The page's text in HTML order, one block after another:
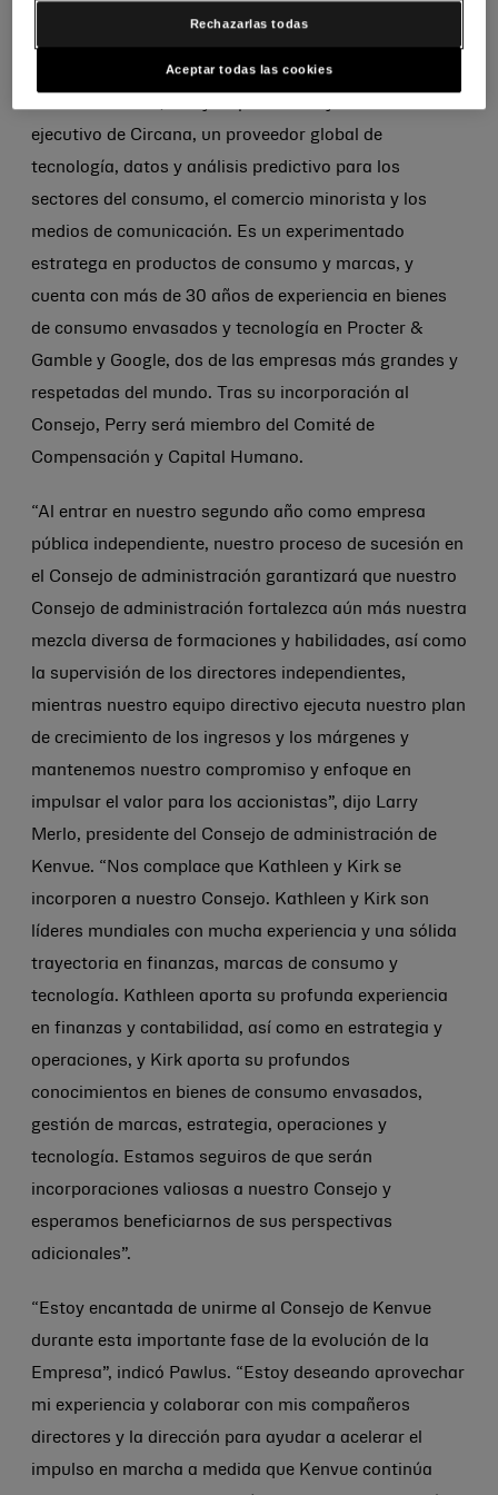
Global Assurance. Tras su incorporación al Consejo,
Pawlus será miembro del Comité de Auditoría.
ejecutivo de Circana, un proveedor global de
tecnología, datos y análisis predictivo para los
sectores del consumo, el comercio minorista y los
medios de comunicación. Es un experimentado
estratega en productos de consumo y marcas, y
cuenta con más de 30 años de experiencia en bienes
de consumo envasados y tecnología en Procter &
Gamble y Google, dos de las empresas más grandes y
respetadas del mundo. Tras su incorporación al
Consejo, Perry será miembro del Comité de
Compensación y Capital Humano.
“Al entrar en nuestro segundo año como empresa
pública independiente, nuestro proceso de sucesión en
el Consejo de administración garantizará que nuestro
Consejo de administración fortalezca aún más nuestra
mezcla diversa de formaciones y habilidades, así como
la supervisión de los directores independientes,
mientras nuestro equipo directivo ejecuta nuestro plan
de crecimiento de los ingresos y los márgenes y
mantenemos nuestro compromiso y enfoque en
impulsar el valor para los accionistas”, dijo Larry
Merlo, presidente del Consejo de administración de
Kenvue. “Nos complace que Kathleen y Kirk se
incorporen a nuestro Consejo. Kathleen y Kirk son
líderes mundiales con mucha experiencia y una sólida
trayectoria en finanzas, marcas de consumo y
tecnología. Kathleen aporta su profunda experiencia
en finanzas y contabilidad, así como en estrategia y
operaciones, y Kirk aporta su profundos
conocimientos en bienes de consumo envasados,
gestión de marcas, estrategia, operaciones y
tecnología. Estamos seguiros de que serán
incorporaciones valiosas a nuestro Consejo y
esperamos beneficiarnos de sus perspectivas
adicionales”.
“Estoy encantada de unirme al Consejo de Kenvue
durante esta importante fase de la evolución de la
Empresa”, indicó Pawlus. “Estoy deseando aprovechar
mi experiencia y colaborar con mis compañeros
directores y la dirección para ayudar a acelerar el
impulso en marcha a medida que Kenvue continúa
Rechazarlas todas
Aceptar todas las cookies